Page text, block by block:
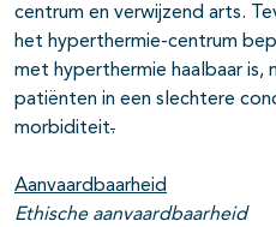
centrum en verwijzend arts.
het hyperthermie-centrum
met hyperthermie haalbaar is,
patiënten in een slechtere
morbiditeit.
Aanvaardbaarheid
Ethische aanvaardbaarheid